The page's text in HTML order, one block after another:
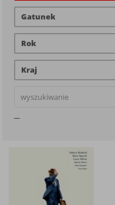
Gatunek
Rok
Kraj